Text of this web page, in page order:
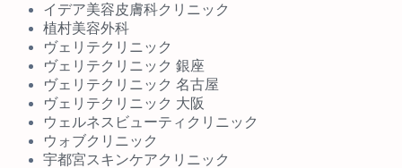
イデア美容皮膚科クリニック
植村美容外科
ヴェリテクリニック
ヴェリテクリニック 銀座
ヴェリテクリニック 名古屋
ヴェリテクリニック 大阪
ウェルネスビューティクリニック
ウォブクリニック
宇都宮スキンケアクリニック